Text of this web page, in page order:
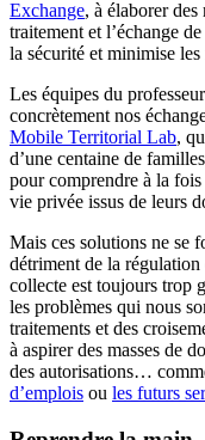
Exchange, à élaborer
traitement et l’échange
la sécurité et minimise les
Les équipes du
concrètement nos
Mobile Territorial Lab,
d’une centaine de
pour comprendre à la
vie privée issus de leurs
Mais ces solutions ne se
détriment de la régulation
collecte est toujours trop
les problèmes qui nous
traitements et des
à aspirer des masses de
des autorisations…
d’emplois ou les futurs